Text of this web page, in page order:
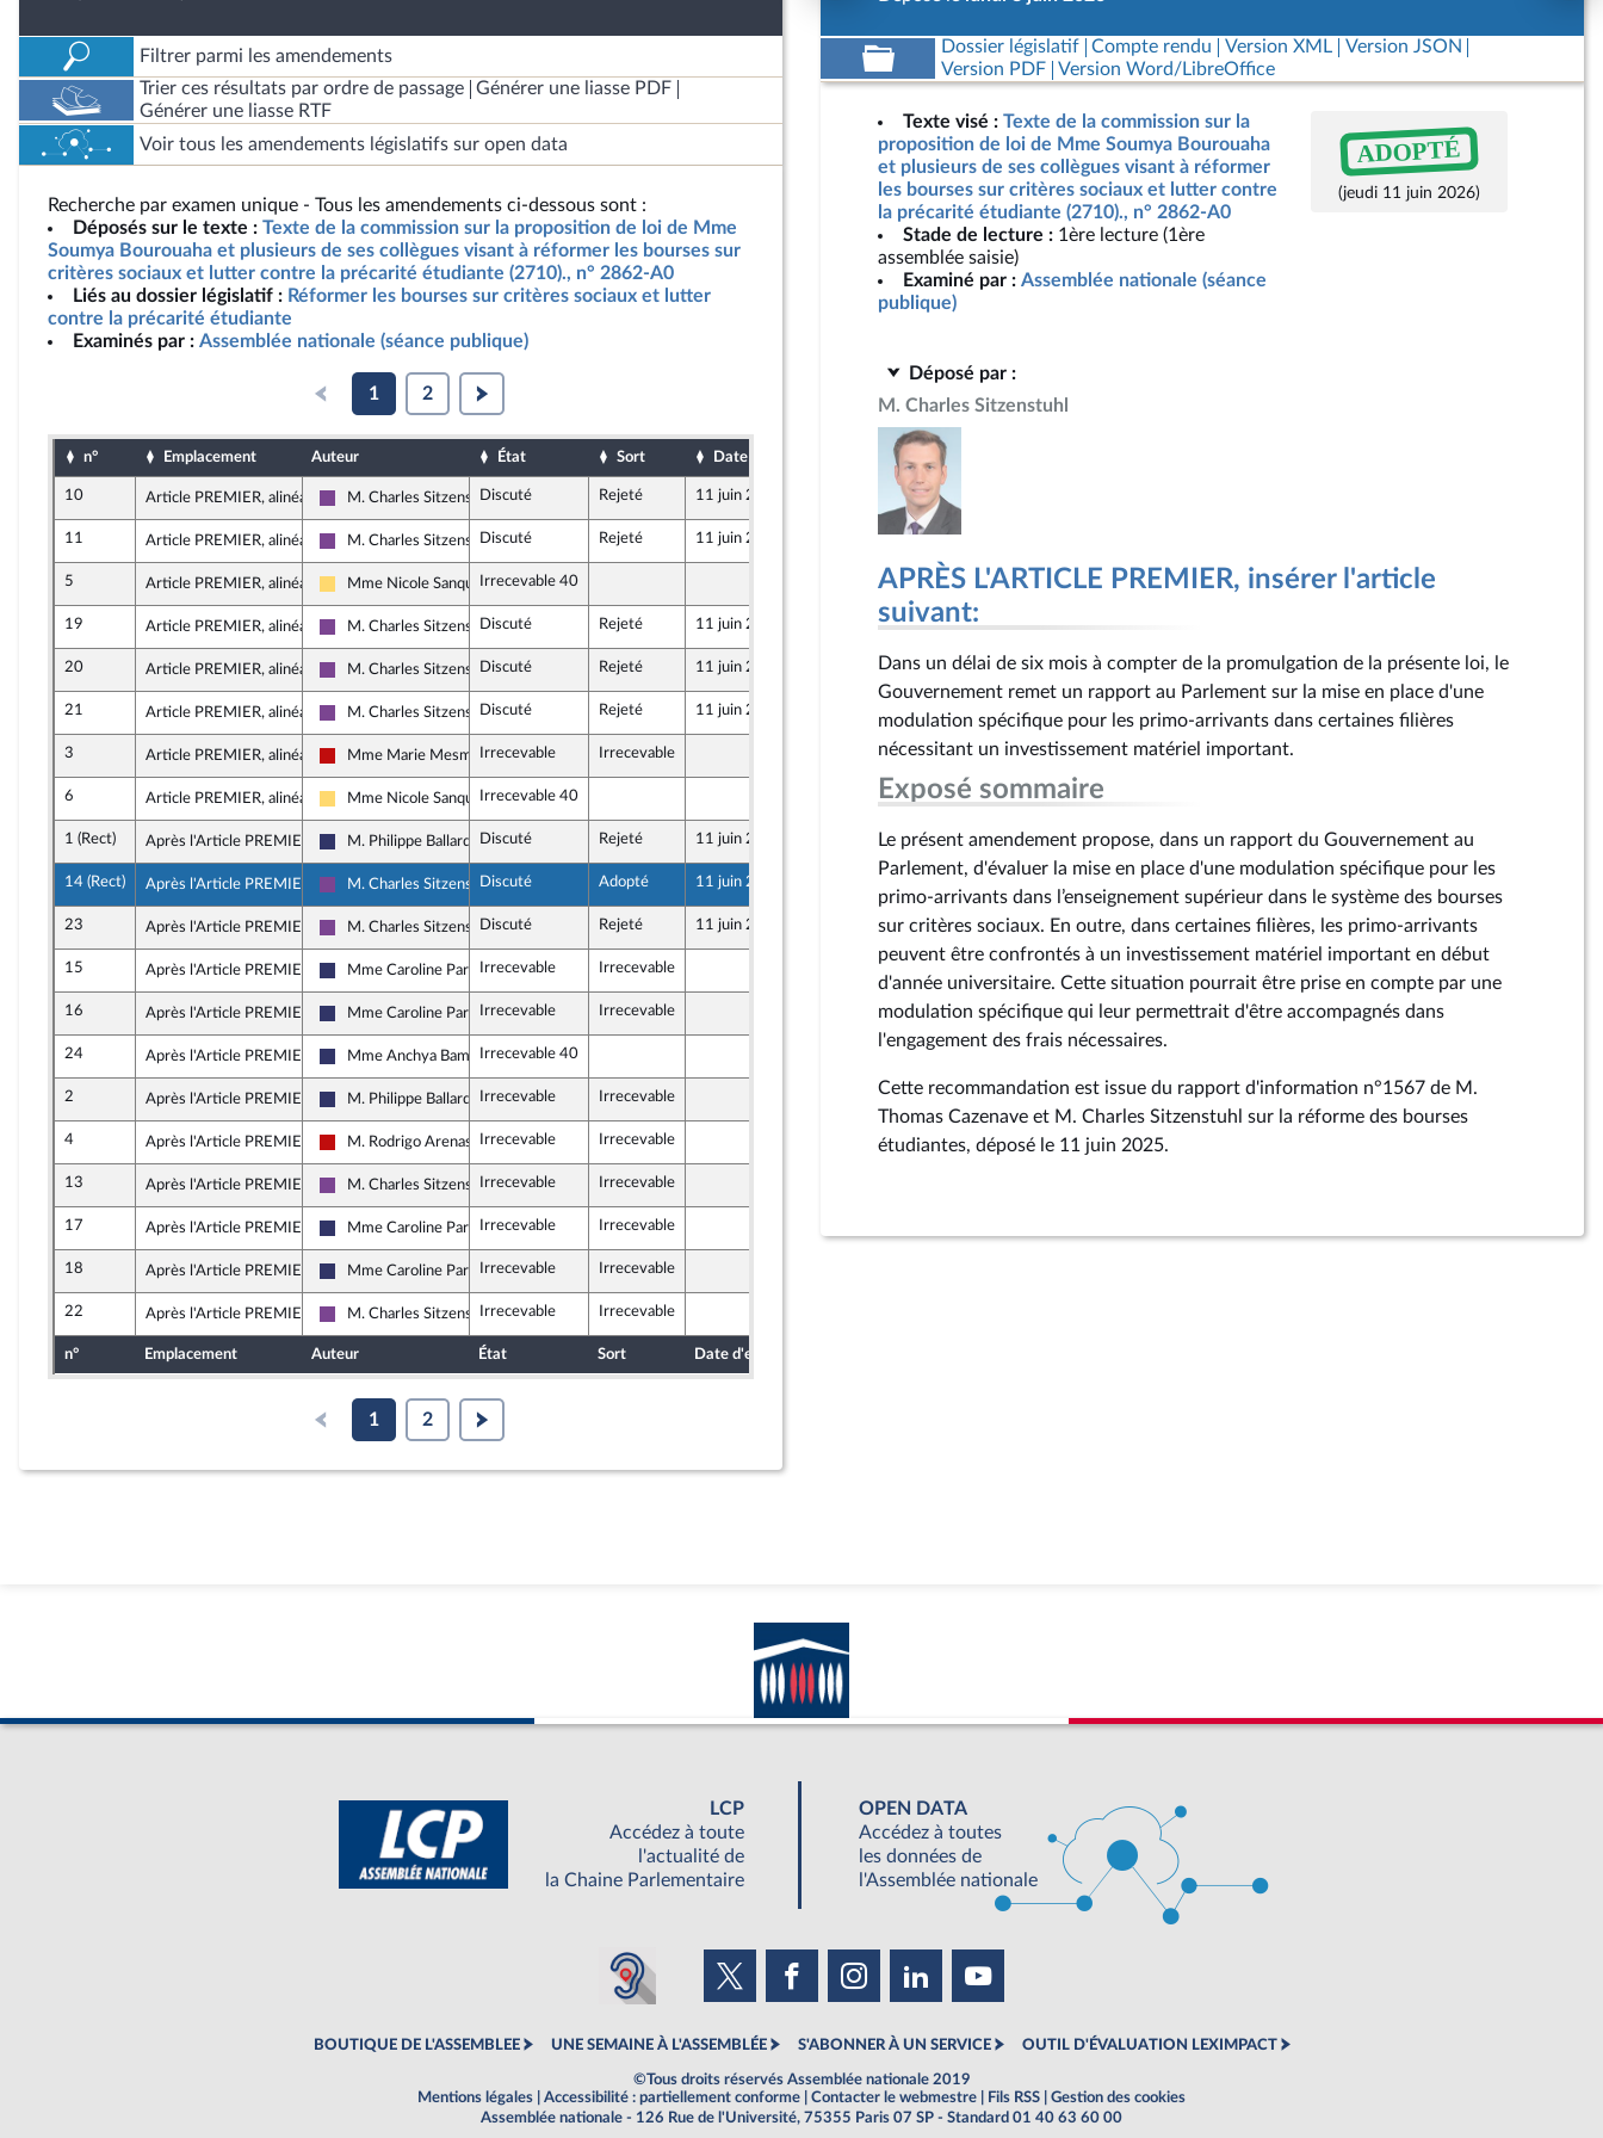
Filtrer parmi les amendements
Trier ces résultats par ordre de passage
Générer une liasse PDF
Générer une liasse RTF
Voir tous les amendements législatifs sur open data
Recherche par examen unique - Tous les amendements ci-dessous sont :
Déposés sur le texte : Texte de la commission sur la proposition de loi de Mme
Soumya Bourouaha et plusieurs de ses collègues visant à réformer les bourses sur
critères sociaux et lutter contre la précarité étudiante (2710)., n° 2862-A0
Liés au dossier législatif : Réformer les bourses sur critères sociaux et lutter
contre la précarité étudiante
Examinés par : Assemblée nationale (séance publique)
1 2
n° Emplacement Auteur État Sort Date d'examen Date de dépôt
10 Article PREMIER, alinéa 2
Ensemble pour la République
M. Charles SitzenstuhlDiscuté Rejeté 11 juin 2026 8 juin 2026
11 Article PREMIER, alinéa 3
Ensemble pour la République
M. Charles SitzenstuhlDiscuté Rejeté 11 juin 2026 8 juin 2026
5 Article PREMIER, alinéa 3
Libertés, Indépendants, Outre-mer et Territoires
Mme Nicole SanquerIrrecevable 40 8 juin 2026
19 Article PREMIER, alinéa 4
Ensemble pour la République
M. Charles SitzenstuhlDiscuté Rejeté 11 juin 2026 8 juin 2026
20 Article PREMIER, alinéa 4
Ensemble pour la République
M. Charles SitzenstuhlDiscuté Rejeté 11 juin 2026 8 juin 2026
21 Article PREMIER, alinéa 4
Ensemble pour la République
M. Charles SitzenstuhlDiscuté Rejeté 11 juin 2026 8 juin 2026
3 Article PREMIER, alinéa 4
La France insoumise - Nouveau Front Populaire
Mme Marie MesmeurIrrecevable Irrecevable 8 juin 2026
6 Article PREMIER, alinéa 4
Libertés, Indépendants, Outre-mer et Territoires
Mme Nicole SanquerIrrecevable 40 8 juin 2026
1 (Rect) Après l'Article PREMIER
Rassemblement National
M. Philippe Ballard Discuté Rejeté 11 juin 2026 5 juin 2026
14 (Rect) Après l'Article PREMIER
Ensemble pour la République
M. Charles SitzenstuhlDiscuté Adopté 11 juin 2026
23 Après l'Article PREMIER
Ensemble pour la République
M. Charles SitzenstuhlDiscuté Rejeté 11 juin 2026 8 juin 2026
15 Après l'Article PREMIER
Rassemblement National
Mme Caroline ParmentierIrrecevable Irrecevable 8 juin 2026
16 Après l'Article PREMIER
Rassemblement National
Mme Caroline ParmentierIrrecevable Irrecevable 8 juin 2026
24 Après l'Article PREMIER
Rassemblement National
Mme Anchya BamanaIrrecevable 40 8 juin 2026
2 Après l'Article PREMIER
Rassemblement National
M. Philippe Ballard Irrecevable Irrecevable 5 juin 2026
4 Après l'Article PREMIER
La France insoumise - Nouveau Front Populaire
M. Rodrigo Arenas Irrecevable Irrecevable 8 juin 2026
13 Après l'Article PREMIER
Ensemble pour la République
M. Charles SitzenstuhlIrrecevable Irrecevable
17 Après l'Article PREMIER
Rassemblement National
Mme Caroline ParmentierIrrecevable Irrecevable
18 Après l'Article PREMIER
Rassemblement National
Mme Caroline ParmentierIrrecevable Irrecevable
22 Après l'Article PREMIER
Ensemble pour la République
M. Charles SitzenstuhlIrrecevable Irrecevable
n° Emplacement Auteur État Sort Date d'examen
1 2
Dossier législatif Compte rendu Version XML
Version JSON
Version PDF
Version Word/LibreOffice
Texte visé : Texte de la commission sur la
proposition de loi de Mme Soumya Bourouaha
et plusieurs de ses collègues visant à réformer
les bourses sur critères sociaux et lutter contre
la précarité étudiante (2710)., n° 2862-A0
Stade de lecture : 1ère lecture (1ère
assemblée saisie)
Examiné par : Assemblée nationale (séance
publique)
ADOPTÉ
(jeudi 11 juin 2026)
Déposé par :
M. Charles Sitzenstuhl
APRÈS L'ARTICLE PREMIER, insérer l'article
suivant:
Dans un délai de six mois à compter de la promulgation de la présente loi, le
Gouvernement remet un rapport au Parlement sur la mise en place d'une
modulation spécifique pour les primo-arrivants dans certaines filières
nécessitant un investissement matériel important.
Exposé sommaire
Le présent amendement propose, dans un rapport du Gouvernement au
Parlement, d'évaluer la mise en place d'une modulation spécifique pour les
primo-arrivants dans l’enseignement supérieur dans le système des bourses
sur critères sociaux. En outre, dans certaines filières, les primo-arrivants
peuvent être confrontés à un investissement matériel important en début
d'année universitaire. Cette situation pourrait être prise en compte par une
modulation spécifique qui leur permettrait d'être accompagnés dans
l'engagement des frais nécessaires.
Cette recommandation est issue du rapport d'information n°1567 de M.
Thomas Cazenave et M. Charles Sitzenstuhl sur la réforme des bourses
étudiantes, déposé le 11 juin 2025.
LCP
Accédez à toute
l'actualité de
la Chaine Parlementaire
OPEN DATA
Accédez à toutes
les données de
l'Assemblée nationale
BOUTIQUE DE L'ASSEMBLEE UNE SEMAINE À L'ASSEMBLÉE S'ABONNER À UN SERVICE OUTIL D'ÉVALUATION LEXIMPACT
©Tous droits réservés Assemblée nationale 2019
Mentions légales
Accessibilité : partiellement conforme Contacter le webmestre Fils RSS
Gestion des cookies
Assemblée nationale - 126 Rue de l'Université, 75355 Paris 07 SP - Standard 01 40 63 60 00